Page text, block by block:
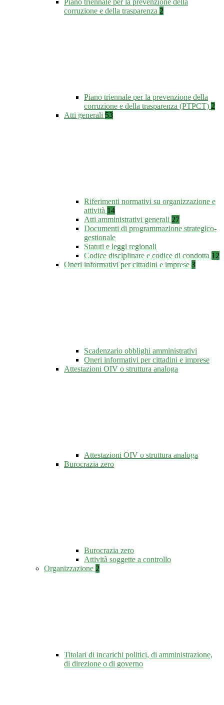
Piano triennale per la prevenzione della
corruzione e della trasparenza 2
Piano triennale per la prevenzione della
corruzione e della trasparenza (PTPCT) 2
Atti generali 53
Riferimenti normativi su organizzazione e
attività 14
Atti amministrativi generali 27
Documenti di programmazione strategico-
gestionale
Statuti e leggi regionali
Codice disciplinare e codice di condotta 12
Oneri informativi per cittadini e imprese 3
Scadenzario obblighi amministrativi
Oneri informativi per cittadini e imprese
Attestazioni OIV o struttura analoga
Attestazioni OIV o struttura analoga
Burocrazia zero
Burocrazia zero
Attività soggette a controllo
Organizzazione 2
Titolari di incarichi politici, di amministrazione,
di direzione o di governo